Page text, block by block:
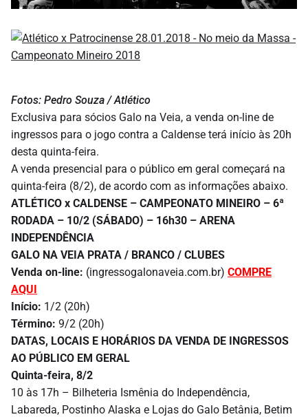
Fotos: Pedro Souza / Atlético
Exclusiva para sócios Galo na Veia, a venda on-line de
ingressos para o jogo contra a Caldense terá início às 20h
desta quinta-feira.
A venda presencial para o público em geral começará na
quinta-feira (8/2), de acordo com as informações abaixo.
ATLÉTICO x CALDENSE – CAMPEONATO MINEIRO – 6ª
RODADA – 10/2 (SÁBADO) – 16h30 – ARENA
INDEPENDÊNCIA
GALO NA VEIA PRATA / BRANCO / CLUBES
Venda on-line: (ingressogalonaveia.com.br) COMPRE
AQUI
Início: 1/2 (20h)
Término: 9/2 (20h)
DATAS, LOCAIS E HORÁRIOS DA VENDA DE INGRESSOS
AO PÚBLICO EM GERAL
Quinta-feira, 8/2
10 às 17h – Bilheteria Ismênia do Independência,
Labareda, Postinho Alaska e Lojas do Galo Betânia, Betim